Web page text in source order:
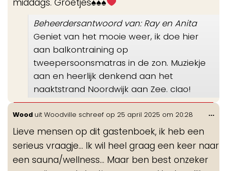
Beheerdersantwoord van: Ray en Anita
Geniet van het mooie weer, ik doe hier
aan balkontraining op
tweepersoonsmatras in de zon. Muziekje
aan en heerlijk denkend aan het
naaktstrand Noordwijk aan Zee. cIao!
Wood uit Woodville schreef op 25 april 2025 om 20:28
Lieve mensen op dit gastenboek, ik heb een
serieus vraagje... Ik wil heel graag een keer naar
een sauna/wellness... Maar ben best onzeker
...